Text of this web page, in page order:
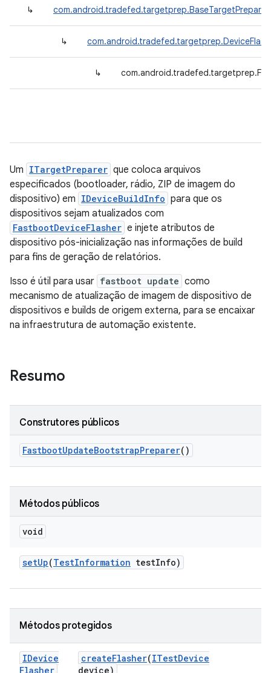
↳ com.android.tradefed.targetprep.BaseTargetPreparer
↳
↳
Um ITargetPreparer que coloca arquivos
especificados (bootloader, rádio, ZIP de imagem do
dispositivo) em IDeviceBuildInfo para que os
dispositivos sejam atualizados com
FastbootDeviceFlasher e injete atributos de
dispositivo pós-inicialização nas informações de build
para fins de geração de relatórios.
Isso é útil para usar fastboot update como
mecanismo de atualização de imagem de dispositivo de
dispositivos e builds de origem externa, para se encaixar
na infraestrutura de automação existente.
Resumo
Construtores públicos
FastbootUpdateBootstrapPreparer()
Métodos públicos
void
setUp(TestInformation testInfo)
Métodos protegidos
IDevice
Flasher
createFlasher(ITestDevice
device)